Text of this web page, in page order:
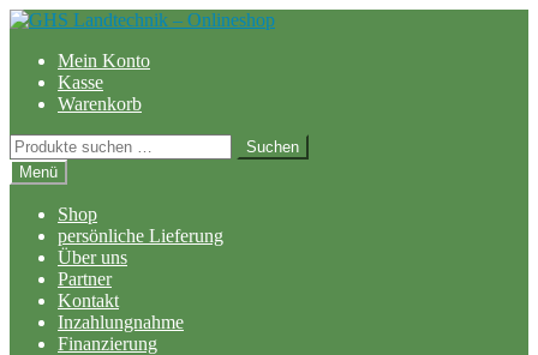
Zur
springen
Zum
springenMein Konto
Kasse
Warenkorb
Suchen
nach:
Suchen
Menü
Shop
persönliche Lieferung
Über uns
Partner
Kontakt
Inzahlungnahme
Finanzierung